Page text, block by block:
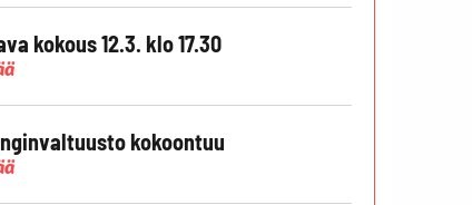
kokous 12.3. klo 17.30
kokoontuu